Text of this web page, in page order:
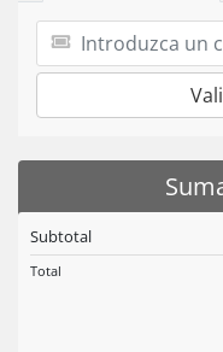
Subtotal
Total